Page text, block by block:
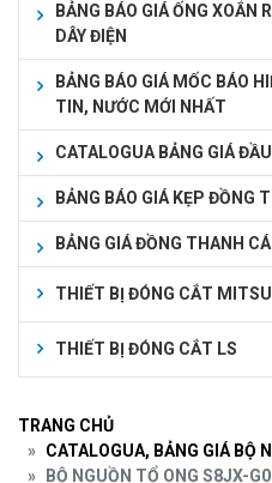
BẢNG BÁO GIÁ ỐNG XOẮN
DÂY ĐIỆN
BẢNG BÁO GIÁ MỐC BÁO
TIN, NƯỚC MỚI NHẤT
CATALOGUA BẢNG GIÁ
BẢNG BÁO GIÁ KẸP ĐỒNG
BẢNG GIÁ ĐỒNG THANH
THIẾT BỊ ĐÓNG CẮT
THIẾT BỊ ĐÓNG CẮT LS
TRANG CHỦ
CATALOGUA, BẢNG GIÁ BỘ
BỘ NGUỒN TỔ ONG S8JX-